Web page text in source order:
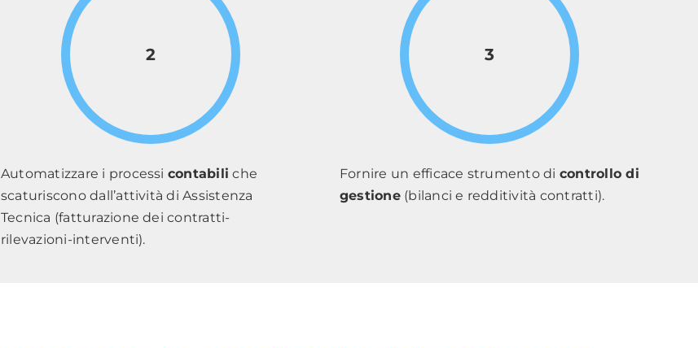
2
Automatizzare i processi contabili che
scaturiscono dall’attività di Assistenza
Tecnica (fatturazione dei contratti-
rilevazioni-interventi).
3
Fornire un efficace strumento di controllo di
gestione(bilanci e redditività contratti).